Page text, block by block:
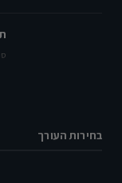
בחירות העורך